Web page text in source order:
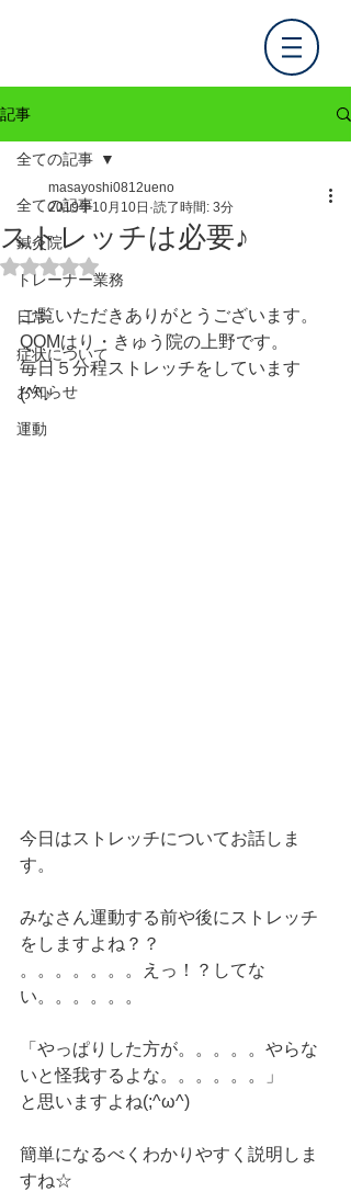
記事
全ての記事
鍼灸院
トレーナー業務
日常
症状について
お知らせ
運動
全ての記事
ストレッチは必要♪
masayoshi0812ueno
2019年10月10日 読了時間: 3分
5つ星のうちNaNと評価されています。
ご覧いただきありがとうございます。
QOMはり・きゅう院の上野です。
毎日５分程ストレッチをしています
(^^♪
今日はストレッチについてお話しま
す。
みなさん運動する前や後にストレッチ
をしますよね？？
。。。。。。。えっ！？してな
い。。。。。。
「やっぱりした方が。。。。。やらな
いと怪我するよな。。。。。。」
と思いますよね(;^ω^)
簡単になるべくわかりやすく説明しま
すね☆